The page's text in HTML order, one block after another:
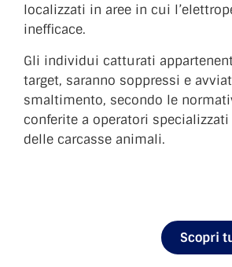
localizzati in aree in cui
inefficace.
Gli individui catturati
target, saranno soppressi e
smaltimento, secondo le
conferite a operatori
delle carcasse animali.
Scopri